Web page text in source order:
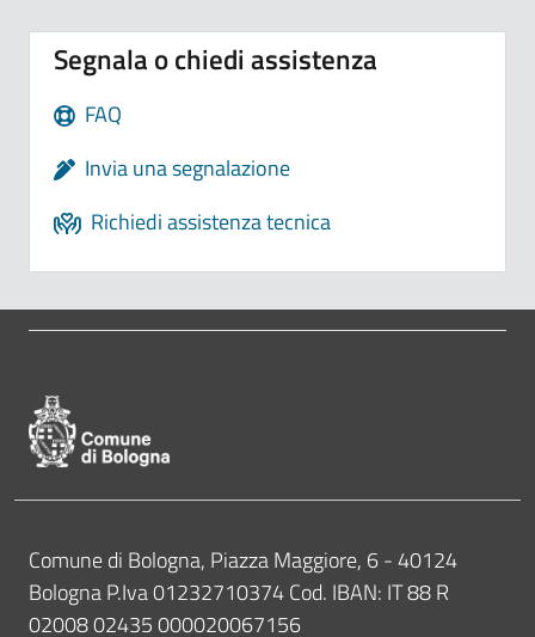
Segnala o chiedi assistenza
FAQ
Invia una segnalazione
Richiedi assistenza tecnica
Contatti
Comune di Bologna, Piazza Maggiore, 6 - 40124
Bologna P.Iva 01232710374 Cod. IBAN: IT 88 R
02008 02435 000020067156